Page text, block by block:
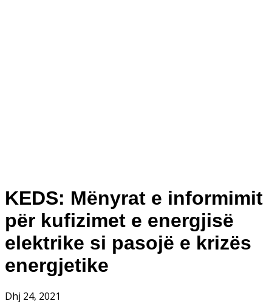
KEDS: Mënyrat e informimit
për kufizimet e energjisë
elektrike si pasojë e krizës
energjetike
Dhj 24, 2021